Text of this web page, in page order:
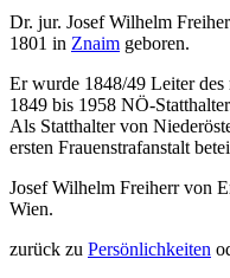
Dr. jur. Josef Wilhelm
1801 in Znaim geboren.
Er wurde 1848/49 Leiter des
1849 bis 1958 NÖ-
Als Statthalter von
ersten Frauenstrafanstalt
Josef Wilhelm Freiherr von
Wien.
zurück zu Persönlichkeiten